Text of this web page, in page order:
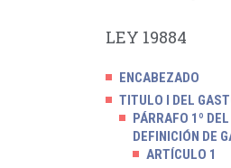
LEY 19884
ENCABEZADO
TITULO I DEL
PÁRRAFO 1º
DEFINICIÓN DE
ARTÍCULO 1